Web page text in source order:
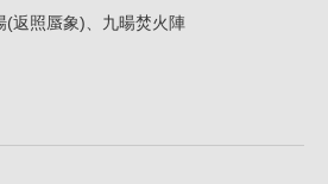
(返照蜃象)、九暘焚火陣